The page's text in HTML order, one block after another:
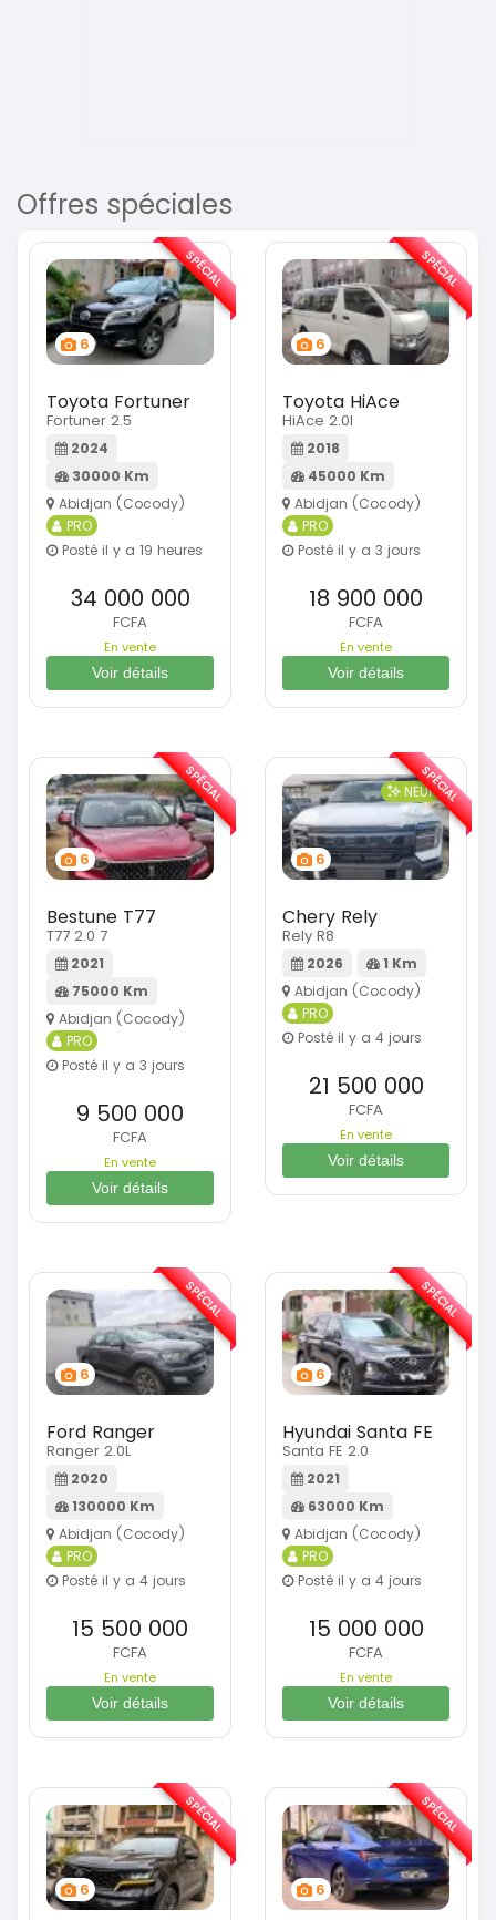
Offres spéciales
6
Toyota Fortuner
Fortuner 2.5
2024
30000 Km
Abidjan (Cocody)
PRO
Posté il y a 19 heures
34 000 000
FCFA
En vente
Voir détails
SPÉCIAL
6
Toyota HiAce
HiAce 2.0l
2018
45000 Km
Abidjan (Cocody)
PRO
Posté il y a 3 jours
18 900 000
FCFA
En vente
Voir détails
SPÉCIAL
6
Bestune T77
T77 2.0 7
2021
75000 Km
Abidjan (Cocody)
PRO
Posté il y a 3 jours
9 500 000
FCFA
En vente
Voir détails
SPÉCIAL
6
NEUF
Chery Rely
Rely R8
2026
1 Km
Abidjan (Cocody)
PRO
Posté il y a 4 jours
21 500 000
FCFA
En vente
Voir détails
SPÉCIAL
6
Ford Ranger
Ranger 2.0L
2020
130000 Km
Abidjan (Cocody)
PRO
Posté il y a 4 jours
15 500 000
FCFA
En vente
Voir détails
SPÉCIAL
6
Hyundai Santa FE
Santa FE 2.0
2021
63000 Km
Abidjan (Cocody)
PRO
Posté il y a 4 jours
15 000 000
FCFA
En vente
Voir détails
SPÉCIAL
6
SPÉCIAL
6
SPÉCIAL